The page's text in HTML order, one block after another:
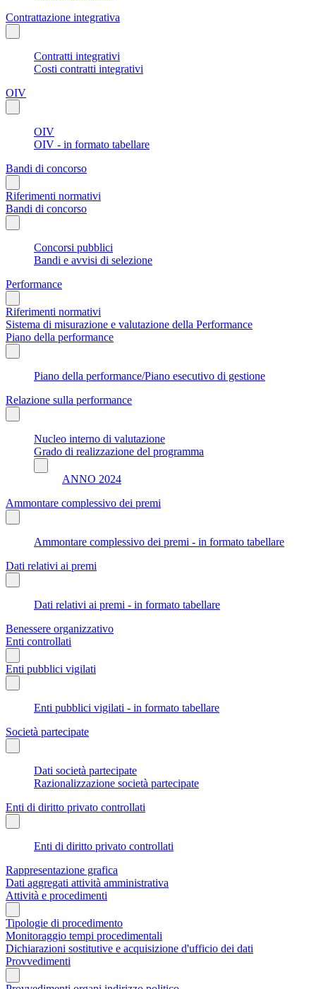
Contrattazione integrativa
Contratti integrativi
Costi contratti integrativi
OIV
OIV
OIV - in formato tabellare
Bandi di concorso
Riferimenti normativi
Bandi di concorso
Concorsi pubblici
Bandi e avvisi di selezione
Performance
Riferimenti normativi
Sistema di misurazione e valutazione della Performance
Piano della performance
Piano della performance/Piano esecutivo di gestione
Relazione sulla performance
Nucleo interno di valutazione
Grado di realizzazione del programma
ANNO 2024
Ammontare complessivo dei premi
Ammontare complessivo dei premi - in formato tabellare
Dati relativi ai premi
Dati relativi ai premi - in formato tabellare
Benessere organizzativo
Enti controllati
Enti pubblici vigilati
Enti pubblici vigilati - in formato tabellare
Società partecipate
Dati società partecipate
Razionalizzazione società partecipate
Enti di diritto privato controllati
Enti di diritto privato controllati
Rappresentazione grafica
Dati aggregati attività amministrativa
Attività e procedimenti
Tipologie di procedimento
Monitoraggio tempi procedimentali
Dichiarazioni sostitutive e acquisizione d'ufficio dei dati
Provvedimenti